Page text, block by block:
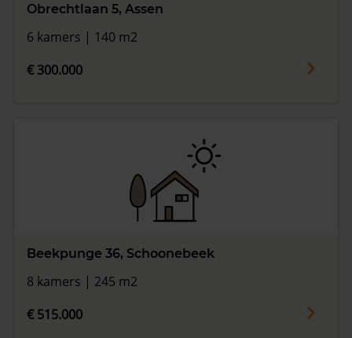
Obrechtlaan 5, Assen
6 kamers | 140 m2
€ 300.000
Beekpunge 36, Schoonebeek
8 kamers | 245 m2
€ 515.000